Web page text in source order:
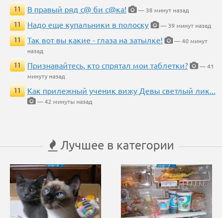
11
В правый ряд с@ би с@ка!
— 38 минут назад
11
Надо еще купальники в полоску
— 39 минут назад
11
Так вот вы какие - глаза на затылке!
— 40 минут
назад
11
Признавайтесь, кто спрятал мои таблетки?
— 41
минуту назад
11
Как прилежный ученик вижу Девы светлый лик...
— 42 минуты назад
Лучшее в категории